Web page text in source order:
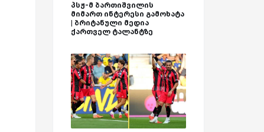
პსჟ-მ ბართიშვილის
მიმართ ინტერესი გამოხატა
| ბრიტანული მედია
ქართველ ტალანტზე